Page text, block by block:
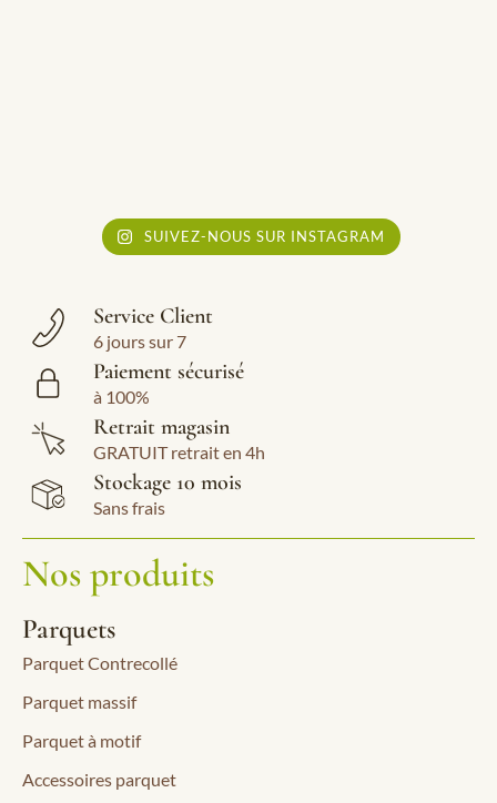
SUIVEZ-NOUS SUR INSTAGRAM
Service Client
6 jours sur 7
Paiement sécurisé
à 100%
Retrait magasin
GRATUIT retrait en 4h
Stockage 10 mois
Sans frais
Nos produits
Parquets
Parquet Contrecollé
Parquet massif
Parquet à motif
Accessoires parquet